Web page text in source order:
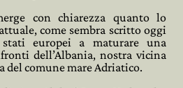
con chiarezza quanto lo
come sembra scritto oggi
europei a maturare una
dell’Albania, nostra vicina
del comune mare Adriatico.